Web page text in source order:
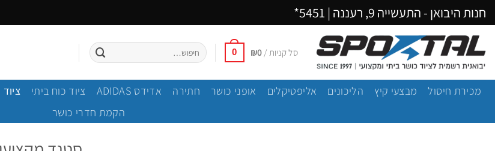
Skip
to
content
חנות היבואן - התעשייה 9, רעננה | 5451*
סל קניות / ₪0
0
חיפוש
עבור:
מכירת חיסול מבצעי קיץ הליכונים אליפטיקלים אופני כושר חתירה אדידס ADIDAS ציוד כוח ביתי
הקמת חדרי כושר